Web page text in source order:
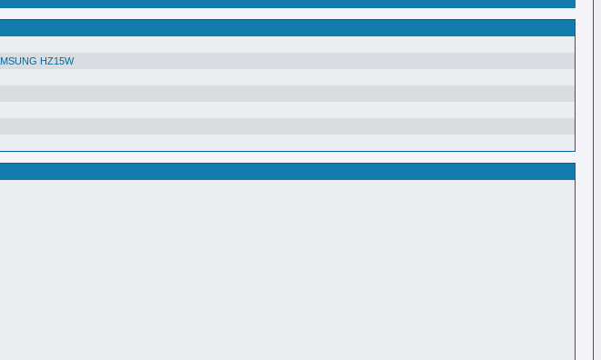
HZ15W